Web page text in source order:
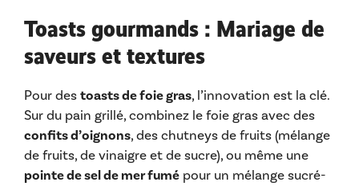
Toasts gourmands : Mariage de
saveurs et textures
Pour des toasts de foie gras, l’innovation est la clé.
Sur du pain grillé, combinez le foie gras avec des
confits d’oignons, des chutneys de fruits (mélange
de fruits, de vinaigre et de sucre), ou même une
pointe de sel de mer fumé pour un mélange sucré-